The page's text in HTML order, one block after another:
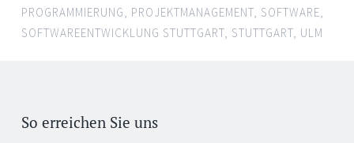
PROGRAMMIERUNG
PROJEKTMANAGEMENT SOFTWARE
SOFTWAREENTWICKLUNG STUTTGART STUTTGART ULM
So erreichen Sie uns